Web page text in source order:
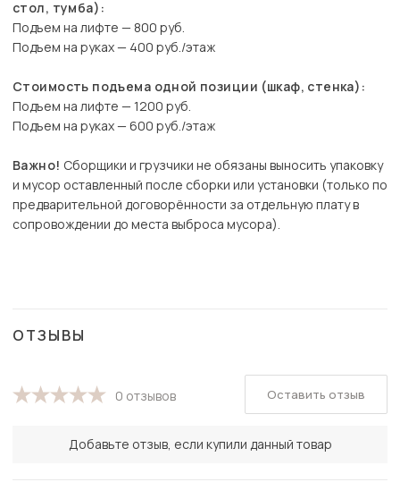
стол, тумба):
Подъем на лифте — 800 руб.
Подъем на руках — 400 руб./этаж
Стоимость подъема одной позиции (шкаф, стенка):
Подъем на лифте — 1200 руб.
Подъем на руках — 600 руб./этаж
Важно! Сборщики и грузчики не обязаны выносить упаковку
и мусор оставленный после сборки или установки (только по
предварительной договорённости за отдельную плату в
сопровождении до места выброса мусора).
ОТЗЫВЫ
0 отзывов
Добавьте отзыв, если купили данный товар
Оставить отзыв